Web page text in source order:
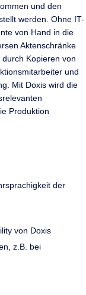
und den
werden. Ohne IT-
von Hand in die
Aktenschränke
Kopieren von
und
Mit Doxis wird die
Produktion
der
von Doxis
z.B. bei